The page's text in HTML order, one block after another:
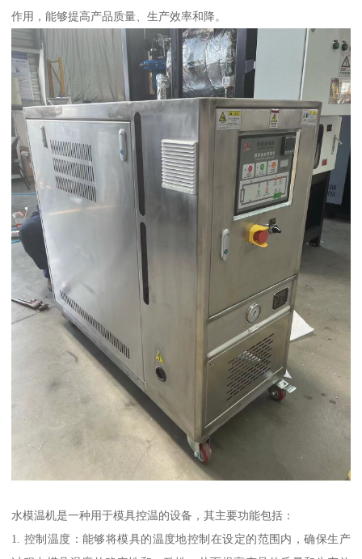
作用，能够提高产品质量、生产效率和降。
水模温机是一种用于模具控温的设备，其主要功能包括：
1. 控制温度：能够将模具的温度地控制在设定的范围内，确保生产